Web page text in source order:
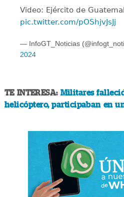
Video: Ejército de
pic.twitter.com/pOShjvJsJj
— InfoGT_Noticias
2024
TE INTERESA: Militares
helicóptero, participaban en